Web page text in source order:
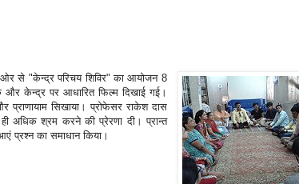
ओर से "केन्द्र परिचय शिविर" का आयोजन 8
और केन्द्र पर आधारित फिल्म दिखाई गई।
सिखाया। प्रोफेसर राकेश दास
अधिक श्रम करने की प्रेरणा दी। प्रान्त
प्रश्न का समाधान किया।